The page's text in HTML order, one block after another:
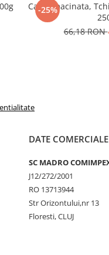
-25%
Cafea macinata,
66,18 RON
DATE COMERCIALE
SC MADRO
J12/272/2001
RO 13713944
Str Orizontului,nr 13
Floresti, CLUJ